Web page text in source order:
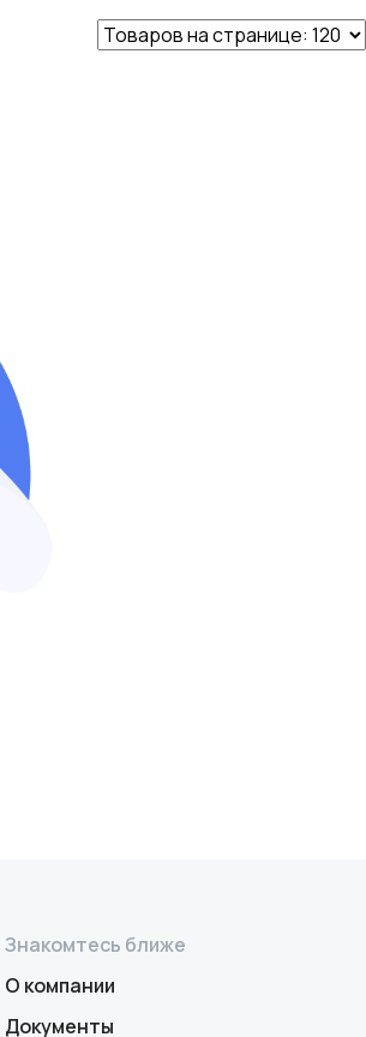
Знакомтесь ближе
О компании
Документы